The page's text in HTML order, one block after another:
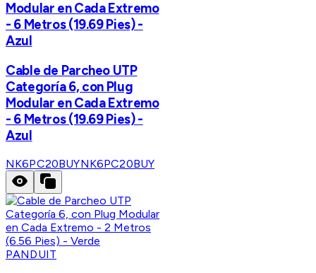
Modular en Cada Extremo
- 6 Metros (19.69 Pies) -
Azul
Cable de Parcheo UTP
Categoría 6, con Plug
Modular en Cada Extremo
- 6 Metros (19.69 Pies) -
Azul
NK6PC20BUYNK6PC20BUY
PANDUIT